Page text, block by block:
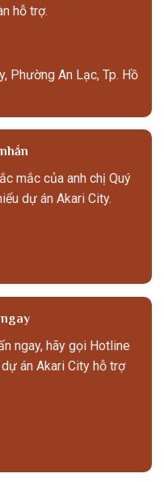
hỗ trợ.
Phường An Lạc, Tp. Hồ
mắc của anh chị Quý
dự án Akari City.
ngay, hãy gọi Hotline
án Akari City hỗ trợ